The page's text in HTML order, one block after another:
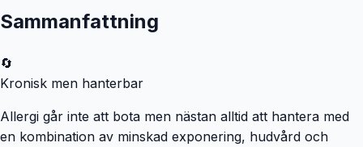
Sammanfattning
🔄
Kronisk men hanterbar
Allergi går inte att bota men nästan alltid att hantera med
en kombination av minskad exponering, hudvård och